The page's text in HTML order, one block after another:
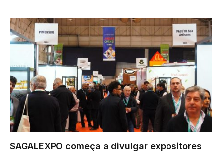
SAGALEXPO começa a divulgar expositores